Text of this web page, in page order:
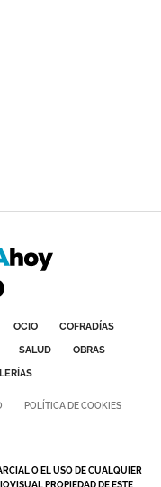
OCIO
COFRADÍAS
SALUD
OBRAS
POLÍTICA DE COOKIES
O EL USO DE CUALQUIER
PROPIEDAD DE ESTE